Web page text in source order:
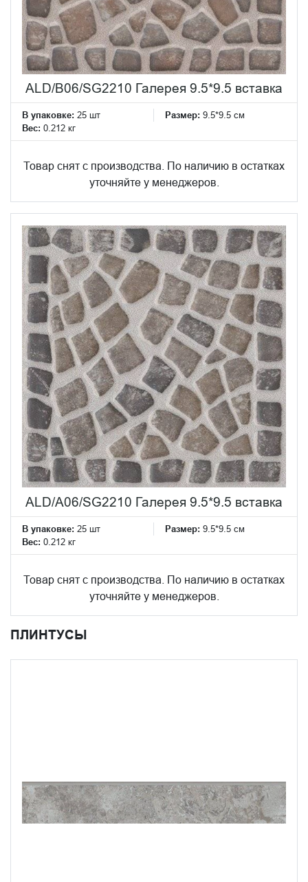
ALD/B06/SG2210 Галерея 9.5*9.5 вставка
В упаковке: 25 шт Размер: 9.5*9.5 см
Вес: 0.212 кг
Товар снят с производства. По наличию в остатках
уточняйте у менеджеров.
ALD/A06/SG2210 Галерея 9.5*9.5 вставка
В упаковке: 25 шт Размер: 9.5*9.5 см
Вес: 0.212 кг
Товар снят с производства. По наличию в остатках
уточняйте у менеджеров.
ПЛИНТУСЫ